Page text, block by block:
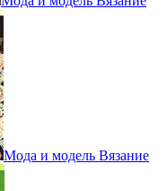
Мода и модель Вязание